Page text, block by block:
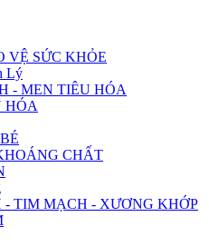
VỆ SỨC KHỎE
Lý
- MEN TIÊU HÓA
HÓA
CHẤT
TIM MẠCH - XƯƠNG KHỚP